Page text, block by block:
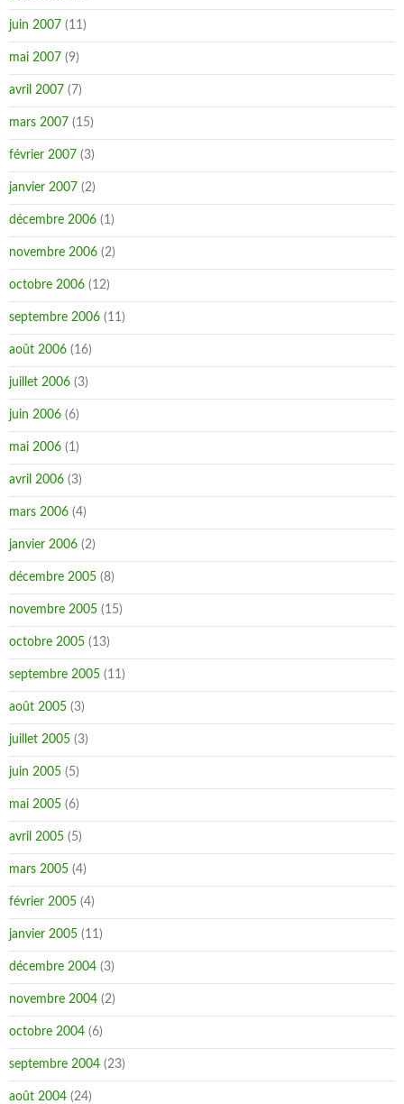
juin 2007 (11)
mai 2007 (9)
avril 2007 (7)
mars 2007 (15)
février 2007 (3)
janvier 2007 (2)
décembre 2006 (1)
novembre 2006 (2)
octobre 2006 (12)
septembre 2006 (11)
août 2006 (16)
juillet 2006 (3)
juin 2006 (6)
mai 2006 (1)
avril 2006 (3)
mars 2006 (4)
janvier 2006 (2)
décembre 2005 (8)
novembre 2005 (15)
octobre 2005 (13)
septembre 2005 (11)
août 2005 (3)
juillet 2005 (3)
juin 2005 (5)
mai 2005 (6)
avril 2005 (5)
mars 2005 (4)
février 2005 (4)
janvier 2005 (11)
décembre 2004 (3)
novembre 2004 (2)
octobre 2004 (6)
septembre 2004 (23)
août 2004 (24)